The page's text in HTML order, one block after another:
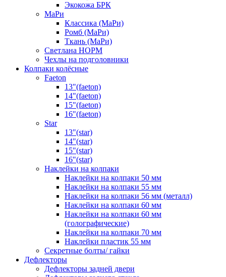
Экокожа БРК
МаРи
Классика (МаРи)
Ромб (МаРи)
Ткань (МаРи)
Светлана НОРМ
Чехлы на подголовники
Колпаки колёсные
Faeton
13"(faeton)
14"(faeton)
15"(faeton)
16"(faeton)
Star
13"(star)
14"(star)
15"(star)
16"(star)
Наклейки на колпаки
Наклейки на колпаки 50 мм
Наклейки на колпаки 55 мм
Наклейки на колпаки 56 мм (металл)
Наклейки на колпаки 60 мм
Наклейки на колпаки 60 мм
(голографические)
Наклейки на колпаки 70 мм
Наклейки пластик 55 мм
Секретные болты/ гайки
Дефлекторы
Дефлекторы задней двери